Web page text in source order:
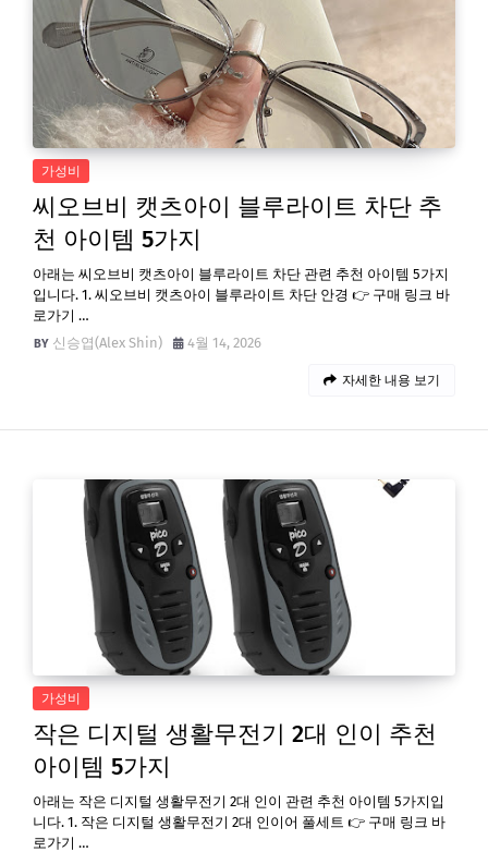
가성비
씨오브비 캣츠아이 블루라이트 차단 추
천 아이템 5가지
아래는 씨오브비 캣츠아이 블루라이트 차단 관련 추천 아이템 5가지
입니다. 1. 씨오브비 캣츠아이 블루라이트 차단 안경 👉 구매 링크 바
로가기 …
신승엽(Alex Shin)
4월 14, 2026
자세한 내용 보기
가성비
작은 디지털 생활무전기 2대 인이 추천
아이템 5가지
아래는 작은 디지털 생활무전기 2대 인이 관련 추천 아이템 5가지입
니다. 1. 작은 디지털 생활무전기 2대 인이어 풀세트 👉 구매 링크 바
로가기 …